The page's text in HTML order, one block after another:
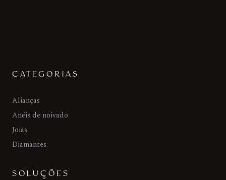
CATEGORIAS
Alianças
Anéis de noivado
Joias
Diamantes
SOLUÇÕES